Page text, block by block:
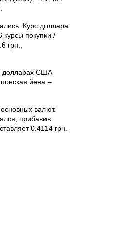
Курс доллара
курсы покупки /
грн.,
долларах США
йена –
валют.
прибавив
0.4114 грн.